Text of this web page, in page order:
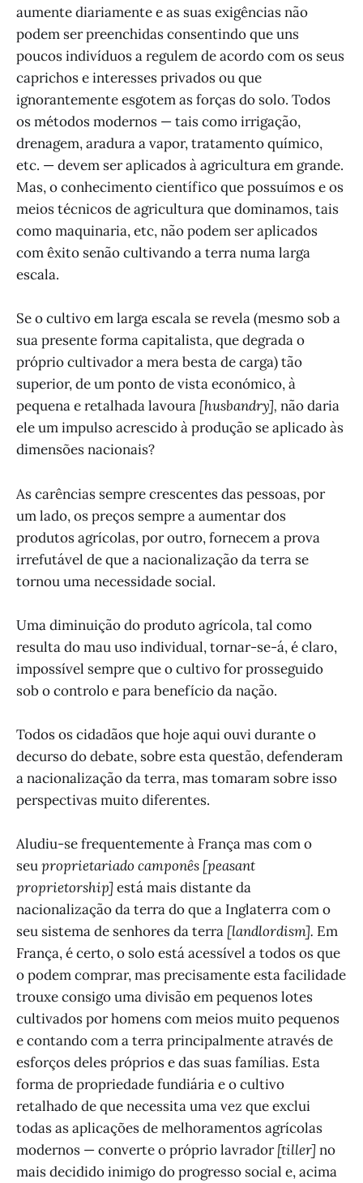
aumente diariamente e as suas exigências não
podem ser preenchidas consentindo que uns
poucos indivíduos a regulem de acordo com os seus
caprichos e interesses privados ou que
ignorantemente esgotem as forças do solo. Todos
os métodos modernos — tais como irrigação,
drenagem, aradura a vapor, tratamento químico,
etc. — devem ser aplicados à agricultura em grande.
Mas, o conhecimento científico que possuímos e os
meios técnicos de agricultura que dominamos, tais
como maquinaria, etc, não podem ser aplicados
com êxito senão cultivando a terra numa larga
escala.
Se o cultivo em larga escala se revela (mesmo sob a
sua presente forma capitalista, que degrada o
próprio cultivador a mera besta de carga) tão
superior, de um ponto de vista económico, à
pequena e retalhada lavoura [husbandry], não daria
ele um impulso acrescido à produção se aplicado às
dimensões nacionais?
As carências sempre crescentes das pessoas, por
um lado, os preços sempre a aumentar dos
produtos agrícolas, por outro, fornecem a prova
irrefutável de que a nacionalização da terra se
tornou uma necessidade social.
Uma diminuição do produto agrícola, tal como
resulta do mau uso individual, tornar-se-á, é claro,
impossível sempre que o cultivo for prosseguido
sob o controlo e para benefício da nação.
Todos os cidadãos que hoje aqui ouvi durante o
decurso do debate, sobre esta questão, defenderam
a nacionalização da terra, mas tomaram sobre isso
perspectivas muito diferentes.
Aludiu-se frequentemente à França mas com o
seuproprietariado camponês [peasant
proprietorship]está mais distante da
nacionalização da terra do que a Inglaterra com o
seu sistema de senhores da terra [landlordism]. Em
França, é certo, o solo está acessível a todos os que
o podem comprar, mas precisamente esta facilidade
trouxe consigo uma divisão em pequenos lotes
cultivados por homens com meios muito pequenos
e contando com a terra principalmente através de
esforços deles próprios e das suas famílias. Esta
forma de propriedade fundiária e o cultivo
retalhado de que necessita uma vez que exclui
todas as aplicações de melhoramentos agrícolas
modernos — converte o próprio lavrador[tiller]no
mais decidido inimigo do progresso social e, acima